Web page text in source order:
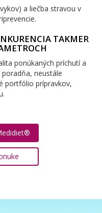
a liečba stravou v
TAKMER
ponúkaných príchutí a
poradňa, neustále
portfólio prípravkov,